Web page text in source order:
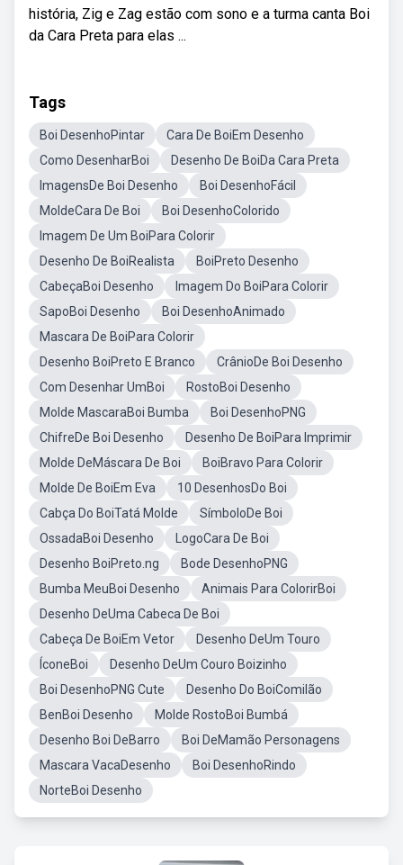
história, Zig e Zag estão com sono e a turma canta Boi
da Cara Preta para elas ...
Tags
Boi DesenhoPintar
Cara De BoiEm Desenho
Como DesenharBoi
Desenho De BoiDa Cara Preta
ImagensDe Boi Desenho
Boi DesenhoFácil
MoldeCara De Boi
Boi DesenhoColorido
Imagem De Um BoiPara Colorir
Desenho De BoiRealista
BoiPreto Desenho
CabeçaBoi Desenho
Imagem Do BoiPara Colorir
SapoBoi Desenho
Boi DesenhoAnimado
Mascara De BoiPara Colorir
Desenho BoiPreto E Branco
CrânioDe Boi Desenho
Com Desenhar UmBoi
RostoBoi Desenho
Molde MascaraBoi Bumba
Boi DesenhoPNG
ChifreDe Boi Desenho
Desenho De BoiPara Imprimir
Molde DeMáscara De Boi
BoiBravo Para Colorir
Molde De BoiEm Eva
10 DesenhosDo Boi
Cabça Do BoiTatá Molde
SímboloDe Boi
OssadaBoi Desenho
LogoCara De Boi
Desenho BoiPreto.ng
Bode DesenhoPNG
Bumba MeuBoi Desenho
Animais Para ColorirBoi
Desenho DeUma Cabeca De Boi
Cabeça De BoiEm Vetor
Desenho DeUm Touro
ÍconeBoi
Desenho DeUm Couro Boizinho
Boi DesenhoPNG Cute
Desenho Do BoiComilão
BenBoi Desenho
Molde RostoBoi Bumbá
Desenho Boi DeBarro
Boi DeMamão Personagens
Mascara VacaDesenho
Boi DesenhoRindo
NorteBoi Desenho